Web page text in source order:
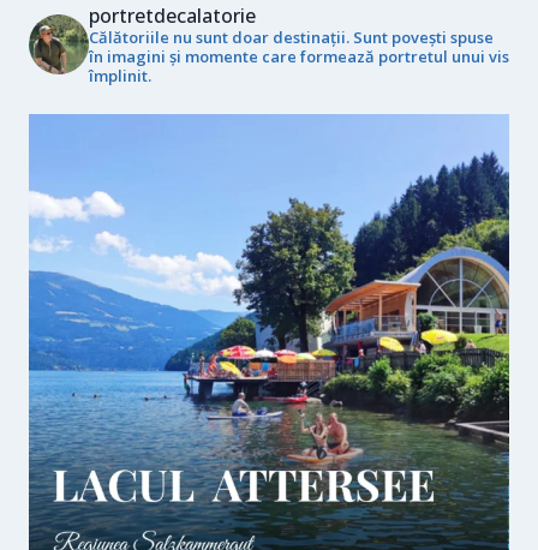
portretdecalatorie
Călătoriile nu sunt doar destinații. Sunt povești spuse
în imagini și momente care formează portretul unui vis
împlinit.